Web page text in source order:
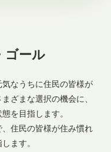
ゴール
なうちに住民の皆様が
ざまな選択の機会に、
を目指します。
住民の皆様が住み慣れ
ます。